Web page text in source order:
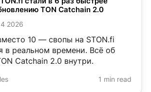
TON Catchain 2.0
2026
10 — свопы на STON.fi
в реальном времени. Всё об
Catchain 2.0 внутри.
1 min read